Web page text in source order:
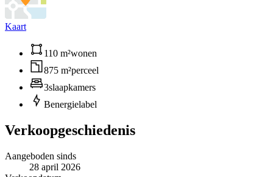
Kaart
110 m²wonen
875 m²perceel
3slaapkamers
Benergielabel
Verkoopgeschiedenis
Aangeboden sinds
28 april 2026